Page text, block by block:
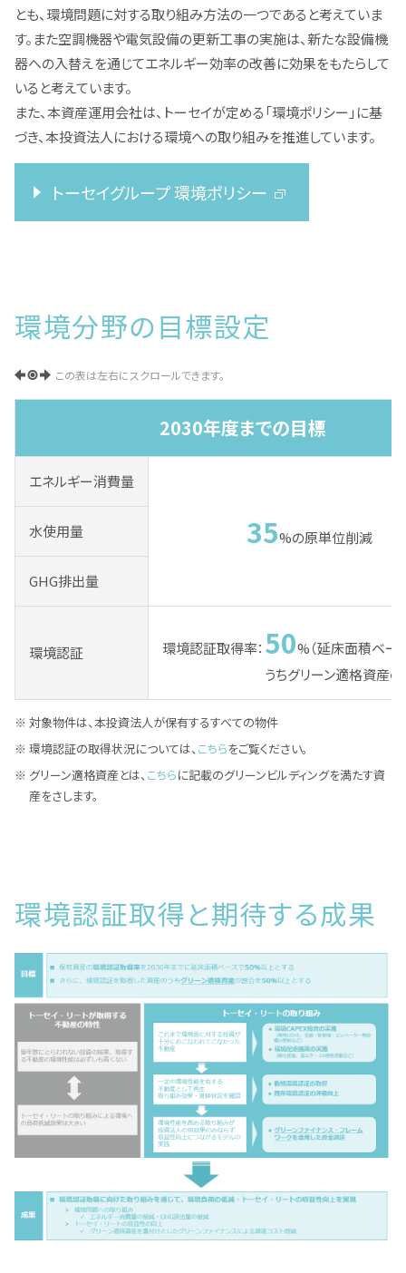
とも、環境問題に対する取り組み方法の一つであると考えていま
す。また空調機器や電気設備の更新工事の実施は、新たな設備機
器への入替えを通じてエネルギー効率の改善に効果をもたらして
いると考えています。
また、本資産運用会社は、トーセイが定める「環境ポリシー」に基
づき、本投資法人における環境への取り組みを推進しています。
トーセイグループ 環境ポリシー
環境分野の目標設定
この表は左右にスクロールできます。
2030年度までの目標
エネルギー消費量
35%の原単位削減
水使用量
GHG排出量
環境認証 環境認証取得率： 50%（延床面積ベー
うちグリーン適格資産
対象物件は、本投資法人が保有するすべての物件
環境認証の取得状況については、 こちらをご覧ください。
グリーン適格資産とは、 こちらに記載のグリーンビルディングを満たす資
産をさします。
環境認証取得と期待する成果